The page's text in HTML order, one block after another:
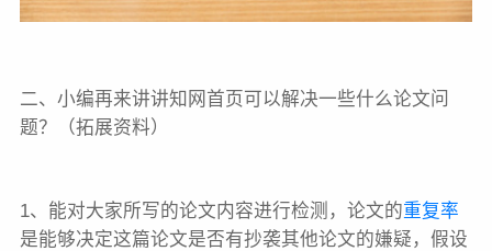
二、小编再来讲讲知网首页可以解决一些什么论文问
题？（拓展资料）
1、能对大家所写的论文内容进行检测，论文的重复率
是能够决定这篇论文是否有抄袭其他论文的嫌疑，假设